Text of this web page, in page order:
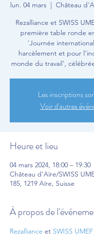
lun. 04 mars
  |
Château
Rezalliance et SWISS
première table ronde
'Journée
harcèlement et pour
monde du travail',
Les inscriptions
Voir d'autres
Heure et lieu
04 mars 2024, 18:00 – 19:30
Château d'Aïre/SWISS
185, 1219 Aïre, Suisse
À propos de
Rezalliance et SWISS UMEF